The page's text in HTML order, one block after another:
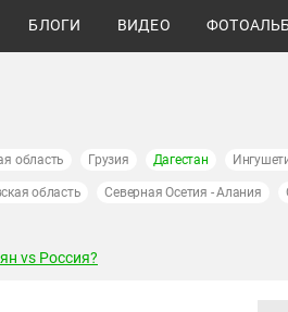
БЛОГИ ВИДЕО
область Грузия Дагестан
область Северная Осетия - Алания
vs Россия?